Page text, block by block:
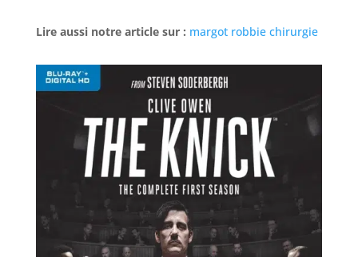
Lire aussi notre article sur : margot robbie chirurgie